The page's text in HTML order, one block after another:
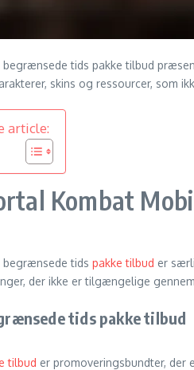
tids pakke tilbud
skins og ressourcer, som
article:
Kombat
tids pakke tilbud er
der ikke er tilgængelige
tids pakke tilbud
tilbud er promoveringsbundter,